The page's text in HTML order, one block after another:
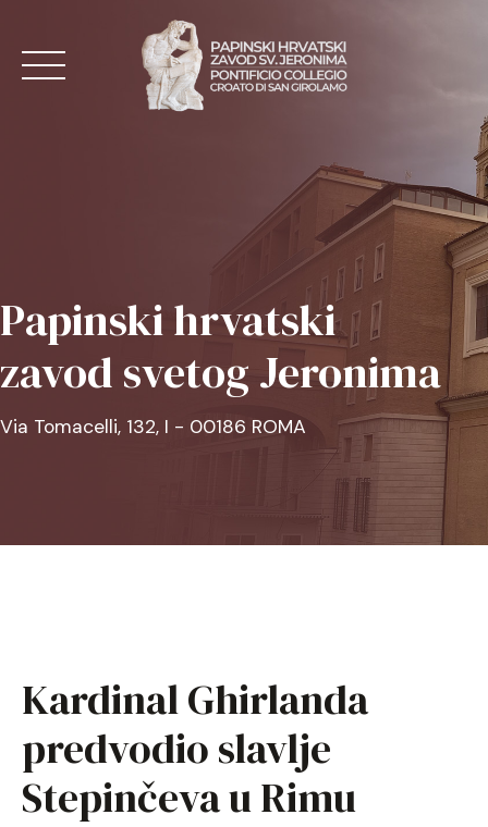
content
O ZAVODU
MISE
KONTAKT
DE
IT
KO
Papinski hrvatski
zavod svetog Jeronima
Via Tomacelli, 132, I - 00186 ROMA
Kardinal Ghirlanda
predvodio slavlje
Stepinčeva u Rimu